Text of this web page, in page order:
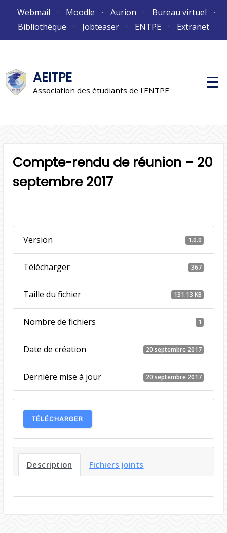
Webmail Moodle Aurion
Bureau virtuel
Bibliothèque
Jobteaser ENTPE Extranet
AEITPE
Association des étudiants de l'ENTPE
M
e
p
Compte-rendu de réunion – 20
septembre 2017
Version 1.0.0
Télécharger 367
Taille du fichier 131.13 KB
Nombre de fichiers 1
Date de création 20 septembre 2017
Dernière mise à jour 20 septembre 2017
TÉLÉCHARGER
Description Fichiers joints